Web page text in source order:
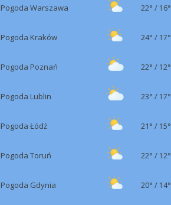
Pogoda Warszawa 22° / 16°
Pogoda Kraków 24° / 17°
Pogoda Poznań 22° / 12°
Pogoda Lublin 23° / 17°
Pogoda Łódź 21° / 15°
Pogoda Toruń 22° / 12°
Pogoda Gdynia 20° / 14°